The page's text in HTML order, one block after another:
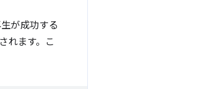
が成功する
れます。こ